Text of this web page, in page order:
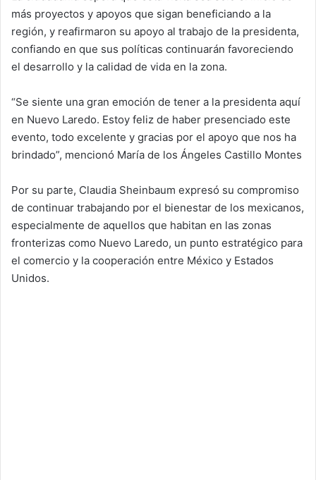
más proyectos y apoyos que sigan beneficiando a la
región, y reafirmaron su apoyo al trabajo de la presidenta,
confiando en que sus políticas continuarán favoreciendo
el desarrollo y la calidad de vida en la zona.
“Se siente una gran emoción de tener a la presidenta aquí
en Nuevo Laredo. Estoy feliz de haber presenciado este
evento, todo excelente y gracias por el apoyo que nos ha
brindado”, mencionó María de los Ángeles Castillo Montes
Por su parte, Claudia Sheinbaum expresó su compromiso
de continuar trabajando por el bienestar de los mexicanos,
especialmente de aquellos que habitan en las zonas
fronterizas como Nuevo Laredo, un punto estratégico para
el comercio y la cooperación entre México y Estados
Unidos.